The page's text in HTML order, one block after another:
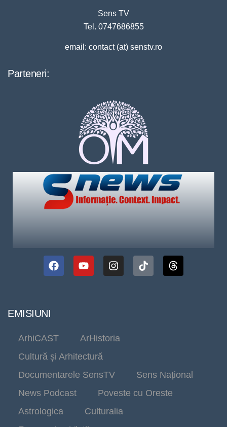
Sens TV
Tel. 0747686855
email: contact (at) senstv.ro
Parteneri:
EMISIUNI
ArhiCAST
ArHistoria
Cultură și Arhitectură
Documentarele SensTV
Sens Național
News Podcast
Poveste cu Oreste
Astrologica
Culturalia